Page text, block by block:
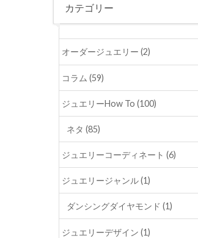
カテゴリー
オーダージュエリー (2)
コラム (59)
ジュエリーHow To (100)
ネタ (85)
ジュエリーコーディネート (6)
ジュエリージャンル (1)
ダンシングダイヤモンド (1)
ジュエリーデザイン (1)